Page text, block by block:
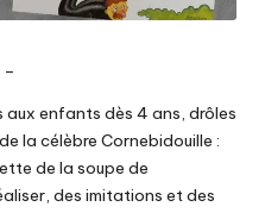
–
enfants dès 4 ans, drôles
la célèbre Cornebidouille :
de la soupe de
des imitations et des